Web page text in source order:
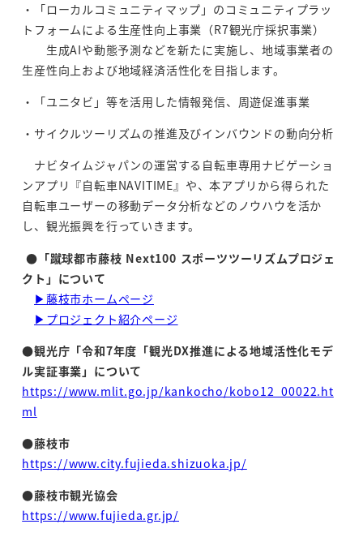
・「ローカルコミュニティマップ」のコミュニティプラッ
トフォームによる生産性向上事業（R7観光庁採択事業）
生成AIや動態予測などを新たに実施し、地域事業者の
生産性向上および地域経済活性化を目指します。
・「ユニタビ」等を活用した情報発信、周遊促進事業
・サイクルツーリズムの推進及びインバウンドの動向分析
ナビタイムジャパンの運営する自転車専用ナビゲーショ
ンアプリ『自転車NAVITIME』や、本アプリから得られた
自転車ユーザーの移動データ分析などのノウハウを活か
し、観光振興を行っていきます。
●「蹴球都市藤枝 Next100 スポーツツーリズムプロジェ
クト」について
▶藤枝市ホームページ
▶プロジェクト紹介ページ
●観光庁「令和7年度「観光DX推進による地域活性化モデ
ル実証事業」について
https://www.mlit.go.jp/kankocho/kobo12_00022.ht
ml
●藤枝市
https://www.city.fujieda.shizuoka.jp/
●藤枝市観光協会
https://www.fujieda.gr.jp/